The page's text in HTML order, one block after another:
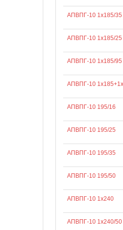
АПВПГ-10 1х185/35
АПВПГ-10 1х185/25
АПВПГ-10 1х185/95
АПВПГ-10
АПВПГ-10 195/16
АПВПГ-10 195/25
АПВПГ-10 195/35
АПВПГ-10 195/50
АПВПГ-10 1х240
АПВПГ-10 1х240/50